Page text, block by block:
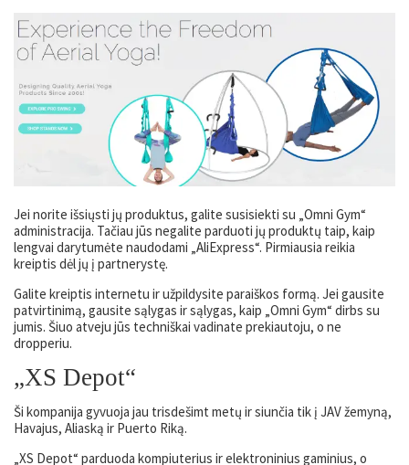
Jei norite išsiųsti jų produktus, galite susisiekti su „Omni Gym“
administracija. Tačiau jūs negalite parduoti jų produktų taip, kaip
lengvai darytumėte naudodami „AliExpress“. Pirmiausia reikia
kreiptis dėl jų į partnerystę.
Galite kreiptis internetu ir užpildysite paraiškos formą. Jei gausite
patvirtinimą, gausite sąlygas ir sąlygas, kaip „Omni Gym“ dirbs su
jumis. Šiuo atveju jūs techniškai vadinate prekiautoju, o ne
dropperiu.
„XS Depot“
Ši kompanija gyvuoja jau trisdešimt metų ir siunčia tik į JAV žemyną,
Havajus, Aliaską ir Puerto Riką.
„XS Depot“ parduoda kompiuterius ir elektroninius gaminius, o